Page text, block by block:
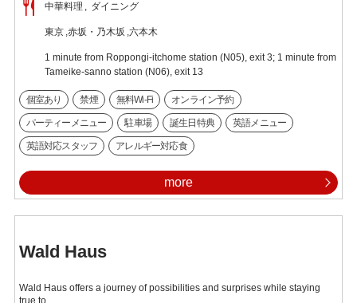
中華料理 ダイニング
東京 赤坂・乃木坂 六本木
1 minute from Roppongi-itchome station (N05), exit 3; 1 minute from
Tameike-sanno station (N06), exit 13
個室あり 禁煙 無料Wi-Fi オンライン予約
パーティーメニュー 駐車場 誕生日特典 英語メニュー
英語対応スタッフ アレルギー対応食
more
Wald Haus
Wald Haus offers a journey of possibilities and surprises while staying
true to ……